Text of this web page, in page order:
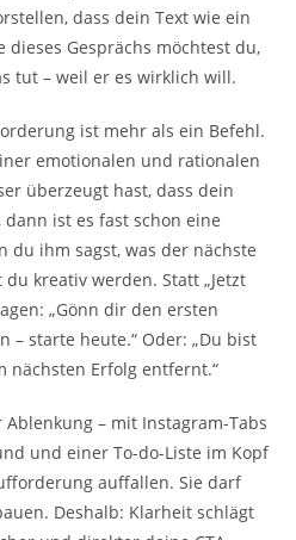
dass dein Text wie ein
dieses Gesprächs möchtest du,
tut – weil er es wirklich will.
ist mehr als ein Befehl.
emotionalen und rationalen
überzeugt hast, dass dein
ist es fast schon eine
du ihm sagst, was der nächste
kreativ werden. Statt „Jetzt
„Gönn dir den ersten
– starte heute.“ Oder: „Du bist
nächsten Erfolg entfernt.“
– mit Instagram-Tabs
und einer To-do-Liste im Kopf
auffallen. Sie darf
Deshalb: Klarheit schlägt